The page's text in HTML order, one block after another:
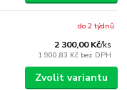
2 300,00 Kč/ks
1 900,83 Kč bez DPH
do 2 týdnů
Zvolit variantu